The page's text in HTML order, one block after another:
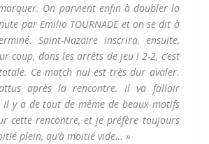
On parvient enfin à doubler la
par Emilio TOURNADE et on se dit à
Saint-Nazaire inscrira, ensuite,
coup, dans les arrêts de jeu ! 2-2, c’est
Ce match nul est très dur avaler.
après la rencontre. Il va falloir
Il y a de tout de même de beaux motifs
cette rencontre, et je préfère toujours
plein, qu’à moitié vide… »